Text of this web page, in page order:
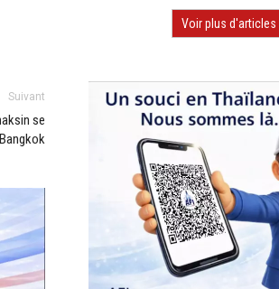
Suivant
se
Voir plus d'articles